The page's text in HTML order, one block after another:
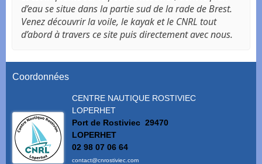
d’eau se situe dans la partie sud de la rade de Brest.
Venez découvrir la voile, le kayak et le CNRL tout
d’abord à travers ce site puis directement avec nous.
Coordonnées
CENTRE NAUTIQUE ROSTIVIEC
LOPERHET
Port de Rostiviec 29470
LOPERHET
02 98 07 06 64
contact@cnrostiviec.com